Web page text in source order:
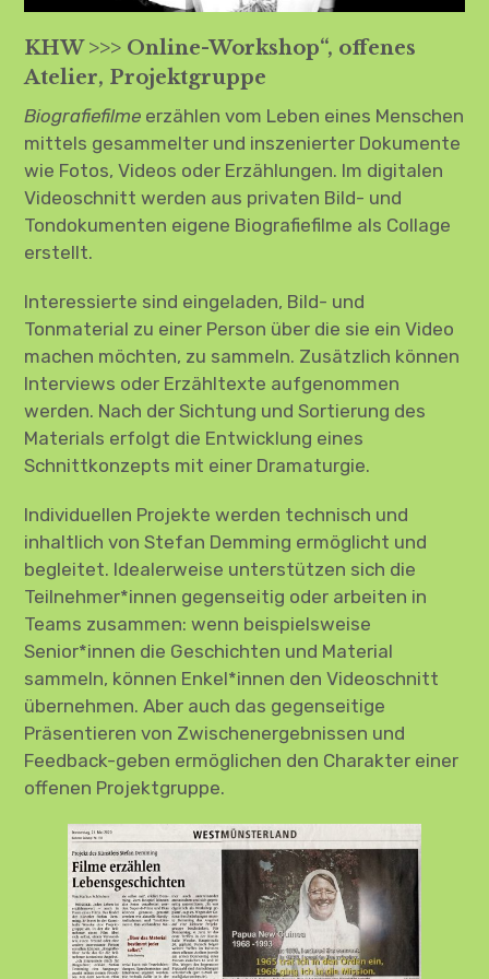
HTR–Kopfreisen: Videokonzert &
Ausstellung (Archiv)
„Subkulturwerkstatt – Heimatverein
2050“ (Salon)
workshop „Biografiefilm“
LINKS
Flimmern & Video
Termine
Barrierefreiheit
Instagram
FB
KHW >>> Online-Workshop“, offenes
Atelier, Projektgruppe
Biografiefilme erzählen vom Leben eines Menschen
mittels gesammelter und inszenierter Dokumente
wie Fotos, Videos oder Erzählungen. Im digitalen
Videoschnitt werden aus privaten Bild- und
Tondokumenten eigene Biografiefilme als Collage
erstellt.
Interessierte sind eingeladen, Bild- und
Tonmaterial zu einer Person über die sie ein Video
machen möchten, zu sammeln. Zusätzlich können
Interviews oder Erzähltexte aufgenommen
werden. Nach der Sichtung und Sortierung des
Materials erfolgt die Entwicklung eines
Schnittkonzepts mit einer Dramaturgie.
Individuellen Projekte werden technisch und
inhaltlich von Stefan Demming ermöglicht und
begleitet. Idealerweise unterstützen sich die
Teilnehmer*innen gegenseitig oder arbeiten in
Teams zusammen: wenn beispielsweise
Senior*innen die Geschichten und Material
sammeln, können Enkel*innen den Videoschnitt
übernehmen. Aber auch das gegenseitige
Präsentieren von Zwischenergebnissen und
Feedback-geben ermöglichen den Charakter einer
offenen Projektgruppe.